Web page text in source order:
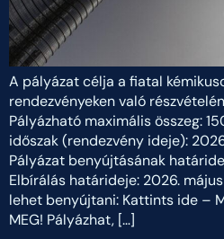
A pályázat célja a fiatal
rendezvényeken való
Pályázható maximális összeg:
időszak (rendezvény ideje):
Pályázat benyújtásának
Elbírálás határideje: 2026.
lehet benyújtani: Kattints ide –
MEG! Pályázhat, […]